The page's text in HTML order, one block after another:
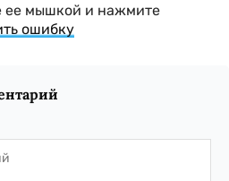
ее мышкой и нажмите
ошибку